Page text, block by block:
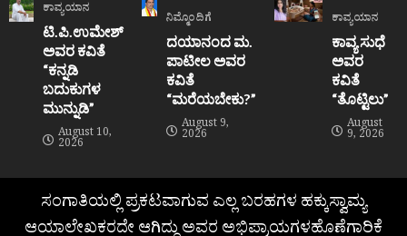
ಕಾವ್ಯಯಾನ
ಟಿ.ಪಿ.ಉಮೇಶ್
ಅವರ ಕವಿತೆ
“ಕನ್ನಡಿ
ಬದುಕುಗಳ
ಮುನ್ನುಡಿ”
August 10,
2026
ನಿಮ್ಮೊಂದಿಗೆ
ದಯಾನಂದ ಮ.
ಪಾಟೀಲ ಅವರ
ಕವಿತೆ
“ಮರೆಯಬೇಕು?”
August 9,
2026
ಕಾವ್ಯಯಾನ
ಕಾವ್ಯ ಸುಧೆ
ಅವರ
ಕವಿತೆ
“ತೊಟ್ಟಿಲು”
August
9, 2026
ಸಂಗಾತಿಯಲ್ಲಿ ಪ್ರಕಟವಾಗುವ ಎಲ್ಲ ಬರಹಗಳ ಹಕ್ಕುಸ್ವಾಮ್ಯ